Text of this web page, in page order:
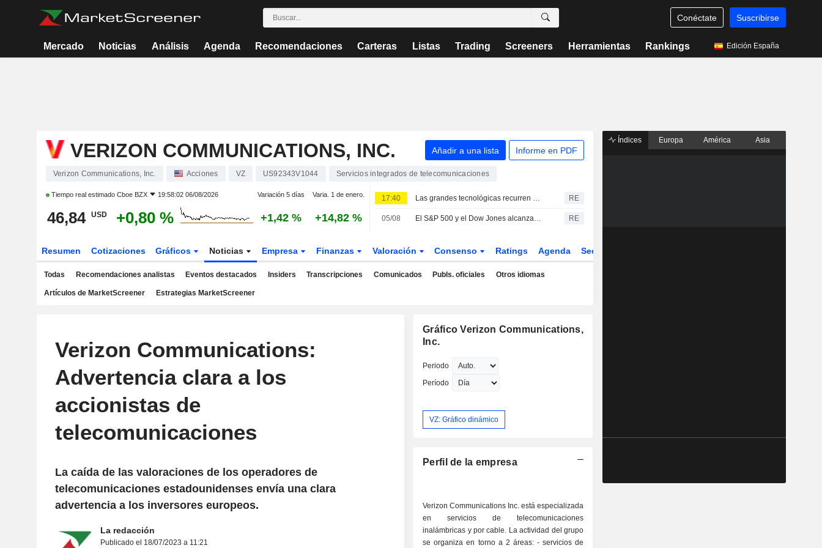
Conéctate Suscribirse
Mercado Noticias Análisis Agenda Recomendaciones Carteras Listas Trading Screeners Herramientas Rankings Edición España
VERIZON COMMUNICATIONS, INC. Añadir a una lista Informe en PDF
Verizon Communications, Inc. Acciones VZ US92343V1044 Servicios integrados de telecomunicaciones
Tiempo real estimado Cboe BZX 19:58:02 06/08/2026 Variación 5 días Varia. 1 de enero.
46,84 USD +0,80 % +1,42 % +14,82 %
17:40 Las grandes tecnológicas recurren a la deuda y al capital para financiar su expansión en IA y la nube RE
05/08 El S&P 500 y el Dow Jones alcanzan máximos históricos por el optimismo en Oriente Próximo; SpaceX y AMD lastran al mercado RE
Resumen Cotizaciones Gráficos Noticias Empresa Finanzas Valoración Consenso Ratings Agenda Sector
Todas Recomendaciones analistas Eventos destacados Insiders Transcripciones Comunicados Publs. oficiales Otros idiomas
Artículos de MarketScreener Estrategias MarketScreener
Verizon Communications:
Advertencia clara a los
accionistas de
telecomunicaciones
La caída de las valoraciones de los operadores de
telecomunicaciones estadounidenses envía una clara
advertencia a los inversores europeos.
La redacción
Publicado el 18/07/2023 a 11:21
Gráfico Verizon Communications,
Inc.
Periodo
Período
VZ: Gráfico dinámico
Perfil de la empresa
Verizon Communications Inc. está especializada
en servicios de telecomunicaciones
inalámbricas y por cable. La actividad del grupo
se organiza en torno a 2 áreas: - servicios de
Índices Europa América Asia